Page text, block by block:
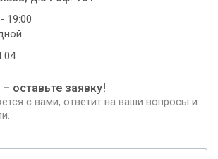
19:00
04
оставьте заявку!
с вами, ответит на ваши вопросы и